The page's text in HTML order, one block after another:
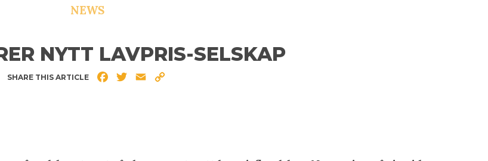
NEWS
NYTT LAVPRIS-SELSKAP
SHARE THIS ARTICLE FacebookTwitterEmail